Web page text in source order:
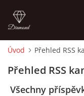
FOTOALBUM
Úvod Přehled RSS
Přehled RSS
Všechny